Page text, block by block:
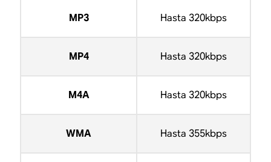
MP3 Hasta 320kbps
MP4 Hasta 320kbps
M4A Hasta 320kbps
WMA Hasta 355kbps